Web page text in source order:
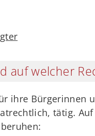
auf welcher
ihre Bürgerinnen
tätig.